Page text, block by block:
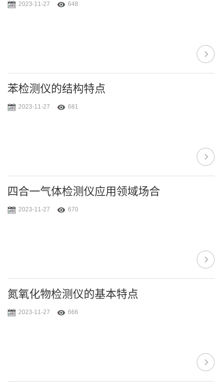
2023-11-27 648
苯检测仪的结构特点
2023-11-27 681
四合一气体检测仪应用领域场合
2023-11-27 670
氮氧化物检测仪的基本特点
2023-11-27 666